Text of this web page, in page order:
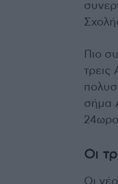
Πιο
τρεις
σήμα
Οι